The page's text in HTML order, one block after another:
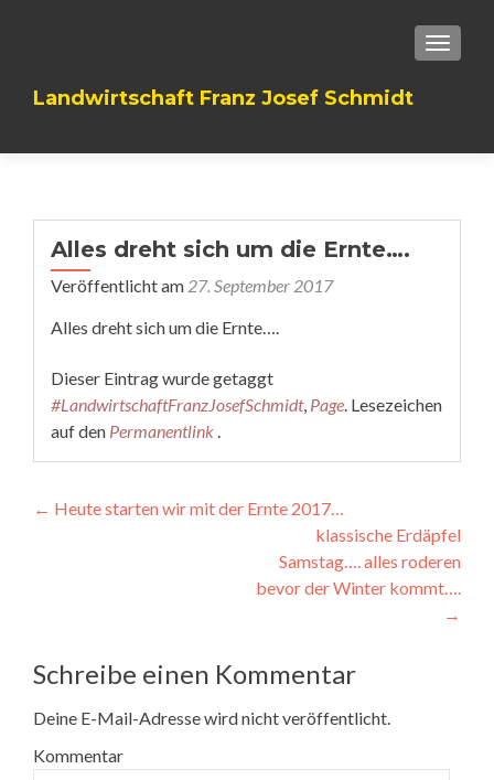
Landwirtschaft Franz Josef Schmidt
Alles dreht sich um die Ernte….
Veröffentlicht am 27. September 2017
Alles dreht sich um die Ernte….
Dieser Eintrag wurde getaggt
#LandwirtschaftFranzJosefSchmidt, Page. Lesezeichen
auf den Permanentlink .
Beitragsnavigation
← Heute starten wir mit der Ernte 2017…
klassische Erdäpfel
Samstag…. alles roderen
bevor der Winter kommt….
→
Schreibe einen Kommentar
Deine E-Mail-Adresse wird nicht veröffentlicht.
Kommentar